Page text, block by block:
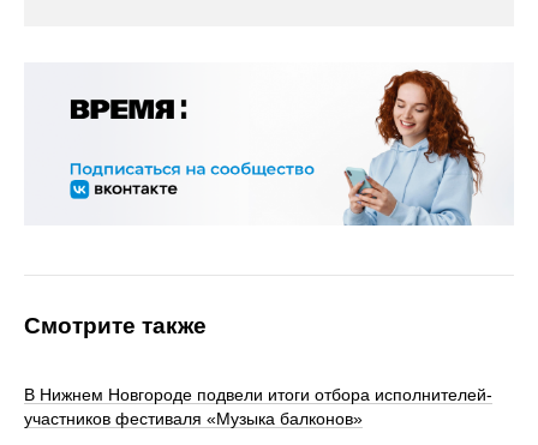
Смотрите также
В Нижнем Новгороде подвели итоги отбора исполнителей-
участников фестиваля «Музыка балконов»